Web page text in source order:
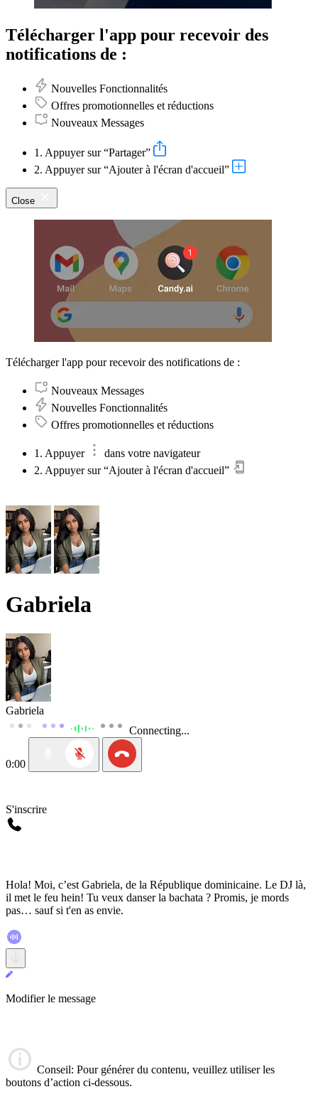
Télécharger l'app pour recevoir des
notifications de :
Nouvelles Fonctionnalités
Offres promotionnelles et réductions
Nouveaux Messages
1. Appuyer sur “Partager”
2. Appuyer sur “Ajouter à l'écran d'accueil”
Close
Télécharger l'app pour recevoir des notifications de :
Nouveaux Messages
Nouvelles Fonctionnalités
Offres promotionnelles et réductions
1. Appuyer
dans votre navigateur
2. Appuyer sur “Ajouter à l'écran d'accueil”
Gabriela
Gabriela
Connecting...
0:00
S'inscrire
Hola! Moi, c’est Gabriela, de la République dominicaine. Le DJ là,
il met le feu hein! Tu veux danser la bachata ? Promis, je mords
pas… sauf si t'en as envie.
Modifier le message
Conseil: Pour générer du contenu, veuillez utiliser les
boutons d’action ci-dessous.